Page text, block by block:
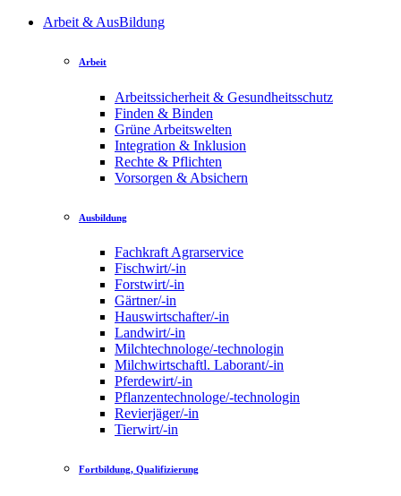
Arbeit & AusBildung
Arbeit
Arbeitssicherheit & Gesundheitsschutz
Finden & Binden
Grüne Arbeitswelten
Integration & Inklusion
Rechte & Pflichten
Vorsorgen & Absichern
Ausbildung
Fachkraft Agrarservice
Fischwirt/-in
Forstwirt/-in
Gärtner/-in
Hauswirtschafter/-in
Landwirt/-in
Milchtechnologe/-technologin
Milchwirtschaftl. Laborant/-in
Pferdewirt/-in
Pflanzentechnologe/-technologin
Revierjäger/-in
Tierwirt/-in
Fortbildung, Qualifizierung